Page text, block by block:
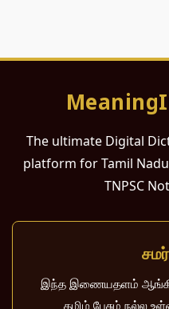
The ultimate Digital
platform for Tamil
TNPSC
இந்த இணையதளம்
தமிழ் பேசும் நல்ல